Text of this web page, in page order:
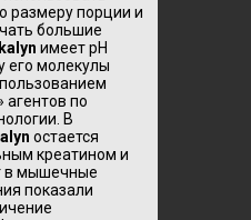
размеру порции и
большие
имеет pH
его молекулы
по
В
остается
креатином и
в мышечные
показали